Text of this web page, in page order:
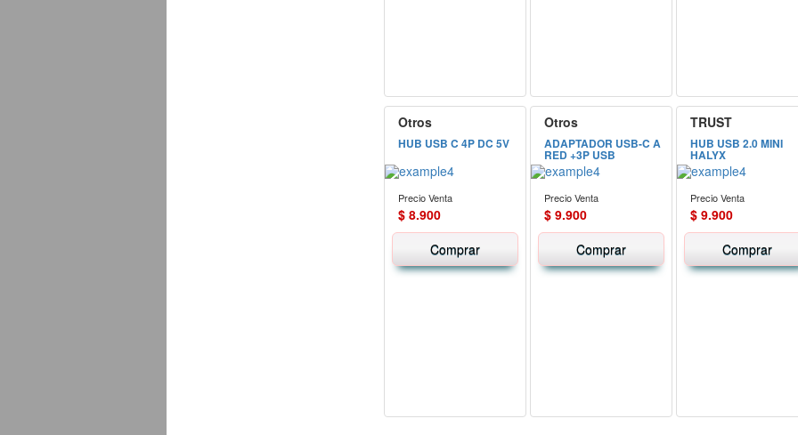
Otros
HUB USB C 4P DC 5V
Precio Venta
$ 8.900
Comprar
Otros
ADAPTADOR USB-C A
RED +3P USB
Precio Venta
$ 9.900
Comprar
TRUST
HUB USB 2.0 MINI
HALYX
Precio Venta
$ 9.900
Comprar